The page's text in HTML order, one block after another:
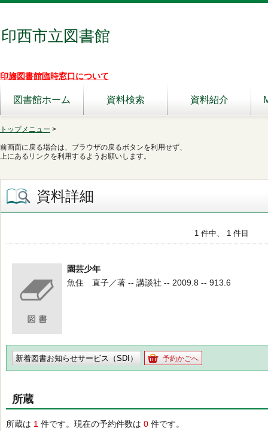
印西市立図書館
印旛図書館臨時窓口について
図書館ホーム 資料検索 資料紹介
トップメニュー >
前画面に戻る場合は、ブラウザの戻るボタンを利用せず、
上にあるリンクを利用するようお願いします。
資料詳細
1 件中、 1 件目
園芸少年
魚住 直子／著 -- 講談社 -- 2009.8 -- 913.6
新着図書お知らせサービス（SDI） 予約かごへ
所蔵
所蔵は 1 件です。現在の予約件数は 0 件です。